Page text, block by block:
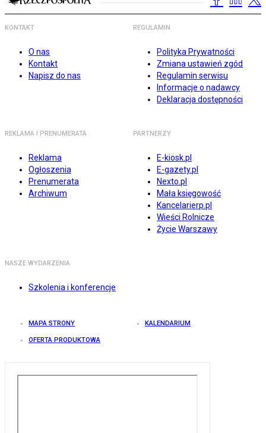
KONTAKT
O nas
Kontakt
Napisz do nas
REGULAMIN
Polityka Prywatności
Zmiana ustawień zgód
Regulamin serwisu
Informacje o nadawcy
Deklaracja dostępności
REKLAMA I PRENUMERATA
Reklama
Ogłoszenia
Prenumerata
Archiwum
PARTNERZY
E-kiosk.pl
E-gazety.pl
Nexto.pl
Mała księgowość
Kancelarierp.pl
Wieści Rolnicze
Życie Warszawy
NASZE WYDARZENIA
Szkolenia i konferencje
MAPA STRONY KALENDARIUM
OFERTA PRODUKTOWA